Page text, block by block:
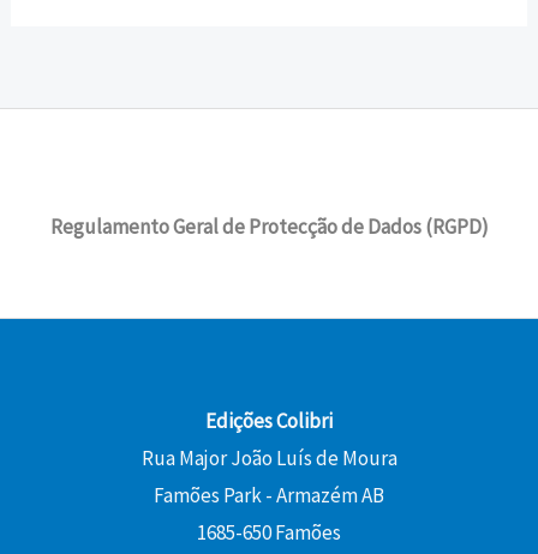
Regulamento Geral de Protecção de Dados (RGPD)
Edições Colibri
Rua Major João Luís de Moura
Famões Park - Armazém AB
1685-650 Famões